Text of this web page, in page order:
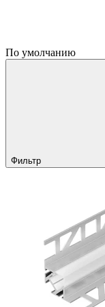
По умолчанию
Фильтр